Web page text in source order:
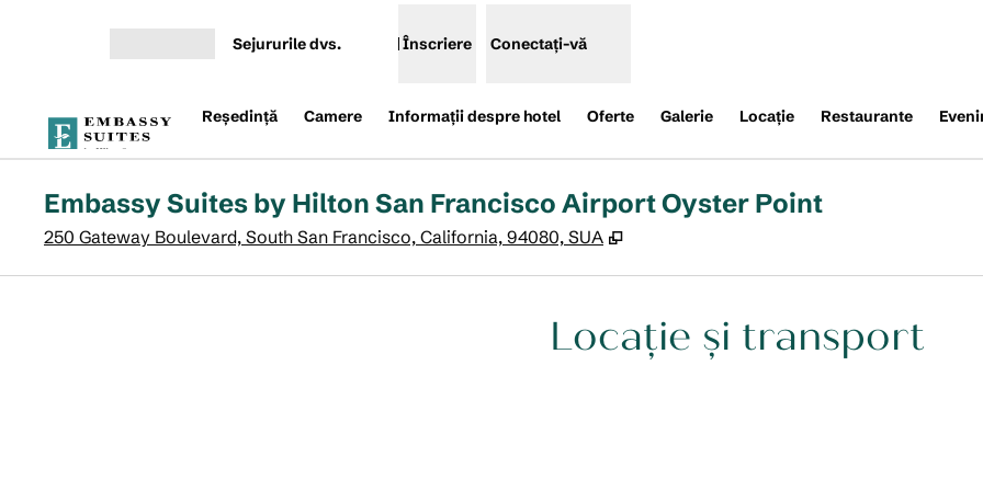
Sejururile dvs. Înscriere Conectați-vă
Reşedinţă Camere Informații despre hotel Oferte Galerie Locaţie Restaurante
Embassy Suites by Hilton San Francisco Airport Oyster Point
250 Gateway Boulevard, South San Francisco, California, 94080, SUA ,
Locație și transport